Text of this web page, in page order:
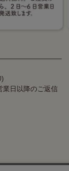
業日以降のご返信